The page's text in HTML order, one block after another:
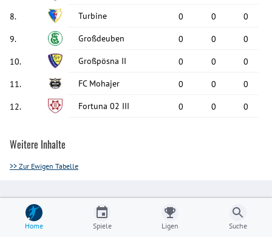
8. Turbine 0 0 0
9. Großdeuben 0 0 0
10. Großpösna II 0 0 0
11. FC Mohajer 0 0 0
12. Fortuna 02 III 0 0 0
Weitere Inhalte
>> Zur Ewigen Tabelle
Home Spiele Ligen Suche